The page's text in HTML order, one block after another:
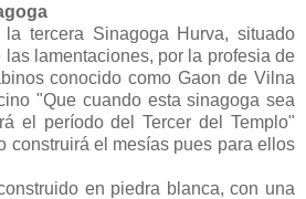
tercera Sinagoga Hurva, situado
las lamentaciones, por la profesia de
conocido como Gaon de Vilna
"Que cuando esta sinagoga sea
el período del Tercer del Templo"
construirá el mesías pues para ellos
en piedra blanca, con una